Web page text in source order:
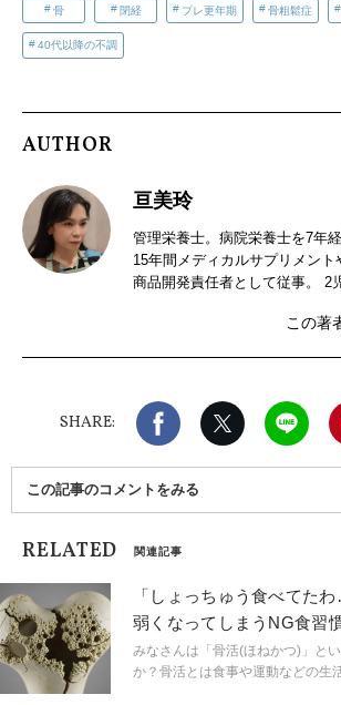
骨 閉経 プレ更年期 骨粗鬆症
40代以降の不調
AUTHOR
亘美玲
管理栄養士。病院栄養士を7年
15年間メディカルサプリメン
商品開発責任者として従事。 2
重ね、 産前産後ママの栄養サ
この著
SHARE:
Facebook X（旧twitter
この記事のコメントをみる
RELATED 関連記事
「しょっちゅう食べてた
弱くなってしまうNG食習
解説
みなさんは「骨活(ほねかつ)」と
か？骨活とは食事や運動などの生